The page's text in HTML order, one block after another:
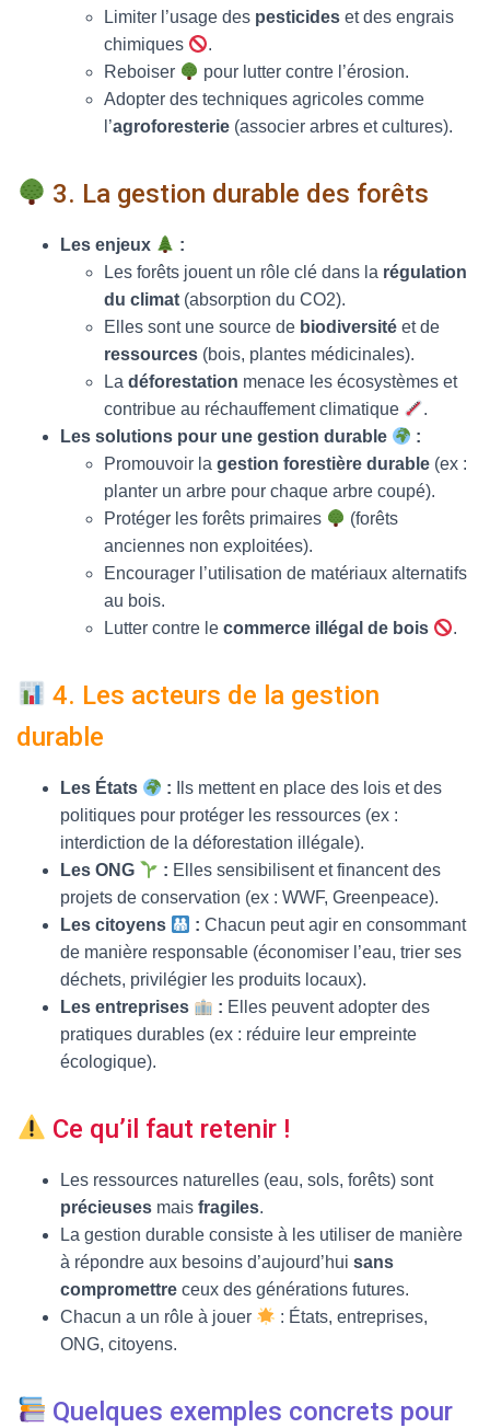
Limiter l’usage des pesticides et des engrais
chimiques
.
Reboiser
pour lutter contre l’érosion.
Adopter des techniques agricoles comme
l’agroforesterie (associer arbres et cultures).
3. La gestion durable des forêts
Les enjeux
:
Les forêts jouent un rôle clé dans la régulation
du climat (absorption du CO2).
Elles sont une source de biodiversité et de
ressources (bois, plantes médicinales).
La déforestation menace les écosystèmes et
contribue au réchauffement climatique
.
Les solutions pour une gestion durable
:
Promouvoir la gestion forestière durable (ex :
planter un arbre pour chaque arbre coupé).
Protéger les forêts primaires
(forêts
anciennes non exploitées).
Encourager l’utilisation de matériaux alternatifs
au bois.
Lutter contre le commerce illégal de bois .
4. Les acteurs de la gestion
durable
Les États : Ils mettent en place des lois et des
politiques pour protéger les ressources (ex :
interdiction de la déforestation illégale).
Les ONG
: Elles sensibilisent et financent des
projets de conservation (ex : WWF, Greenpeace).
Les citoyens
: Chacun peut agir en consommant
de manière responsable (économiser l’eau, trier ses
déchets, privilégier les produits locaux).
Les entreprises
: Elles peuvent adopter des
pratiques durables (ex : réduire leur empreinte
écologique).
Ce qu’il faut retenir !
Les ressources naturelles (eau, sols, forêts) sont
précieuses mais fragiles.
La gestion durable consiste à les utiliser de manière
à répondre aux besoins d’aujourd’hui sans
compromettre ceux des générations futures.
Chacun a un rôle à jouer
: États, entreprises,
ONG, citoyens.
Quelques exemples concrets pour